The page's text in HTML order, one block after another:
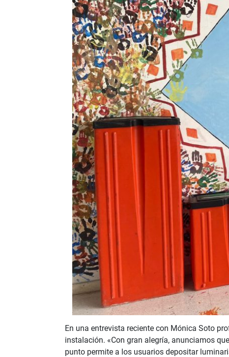
En una entrevista reciente con Mónica Soto
instalación. «Con gran alegría, anunciamos
punto permite a los usuarios depositar